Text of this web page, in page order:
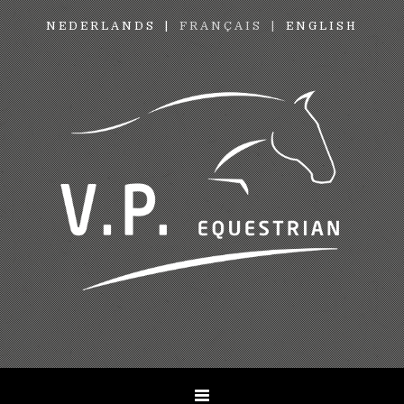
NEDERLANDS FRANÇAIS ENGLISH